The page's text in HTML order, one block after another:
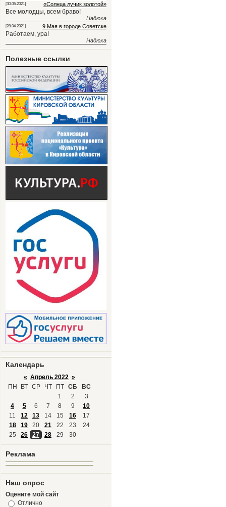
[30.05.2021] «Солнца лучик золотой»
Все молодцы, всем браво!
Надюха
[28.04.2021] 9 Мая в городе Советске
Работаем, ура!
Надюха
Полезные ссылки
Календарь
« Апрель 2022 »
ПН
ВТ СР ЧТ ПТ СБ
ВС
1
2
3
4
5 6 7 8 9
10
11
12 13 14 15 16
17
18
19 20 21 22 23
24
25
26 27 28 29 30
Реклама
Наш опрос
Оцените мой сайт
Отлично